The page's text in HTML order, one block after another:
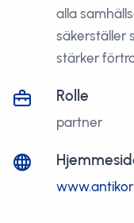
alla
säkerställer
stärker
Rolle
partner